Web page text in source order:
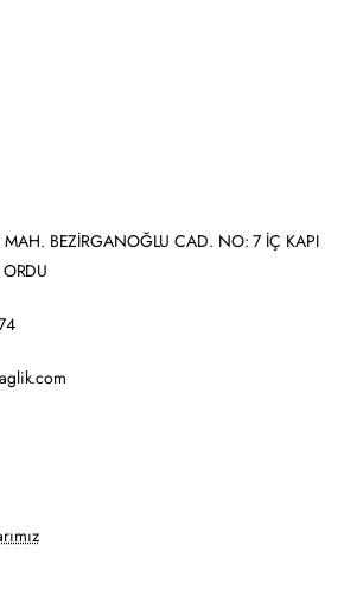
BEZİRGANOĞLU CAD. NO: 7 İÇ KAPI